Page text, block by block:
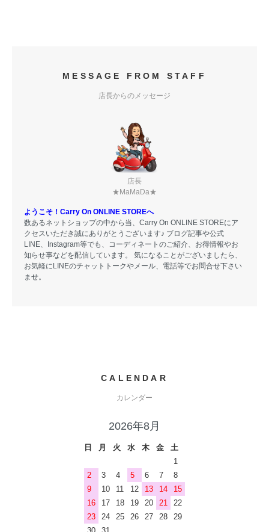
MESSAGE FROM STAFF
店長からのメッセージ
店長
★MaMaDa★
ようこそ！Carry On ONLINE STOREへ
数あるネットショップの中から当、Carry On ONLINE STOREにア
クセスいただき誠にありがとうございます♪ ブログ記事や公式
LINE、Instagram等でも、コーディネートのご紹介、お得情報やお
知らせ事などを配信しています。 気になることがございましたら、
お気軽にLINEのチャットトークやメール、電話等でお問合せ下さい
ませ。
CALENDAR
カレンダー
2026年8月
日 月 火 水 木 金
土
1
2
3 4 5 6 7
8
9
10 11 12 13 14
15
16
17 18 19 20 21
22
23
24 25 26 27 28
29